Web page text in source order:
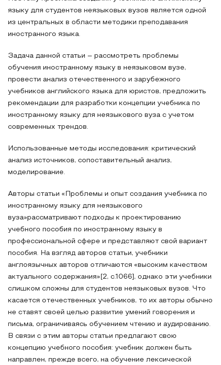
языку для студентов неязыковых вузов является одной
из центральных в области методики преподавания
иностранного языка.
Задача данной статьи – рассмотреть проблемы
обучения иностранному языку в неязыковом вузе,
провести анализ отечественного и зарубежного
учебников английского языка для юристов, предложить
рекомендации для разработки концепции учебника по
иностранному языку для неязыкового вуза с учетом
современных трендов.
Использованные методы исследования: критический
анализ источников, сопоставительный анализ,
моделирование.
Авторы статьи «Проблемы и опыт создания учебника по
иностранному языку для неязыкового
вуза»рассматривают подходы к проектированию
учебного пособия по иностранному языку в
профессиональной сфере и представляют свой вариант
пособия. На взгляд авторов статьи, учебники
англоязычных авторов отличаются «высоким качеством
актуального содержания»[2, с.1066], однако эти учебники
слишком сложны для студентов неязыковых вузов. Что
касается отечественных учебников, то их авторы обычно
не ставят своей целью развитие умений говорения и
письма, ограничиваясь обучением чтению и аудированию.
В связи с этим авторы статьи предлагают свою
концепцию учебного пособия: учебник должен быть
направлен, прежде всего, на обучение лексической